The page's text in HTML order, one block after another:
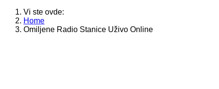
Vi ste ovde:
Home
Omiljene Radio Stanice Uživo Online